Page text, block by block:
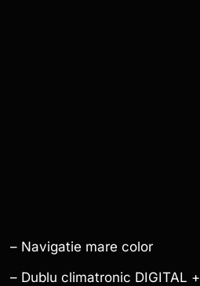
– Navigatie mare color
– Dublu climatronic DIGITAL +